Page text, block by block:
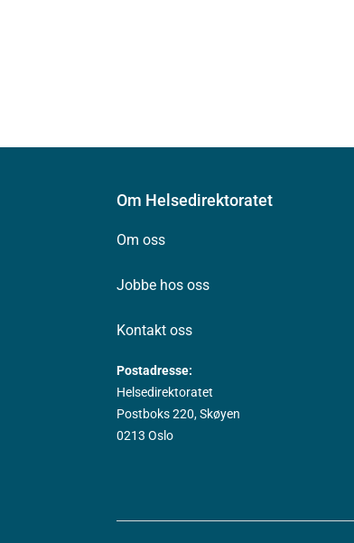
Om Helsedirektoratet
Om oss
Jobbe hos oss
Kontakt oss
Postadresse:
Helsedirektoratet
Postboks 220, Skøyen
0213 Oslo